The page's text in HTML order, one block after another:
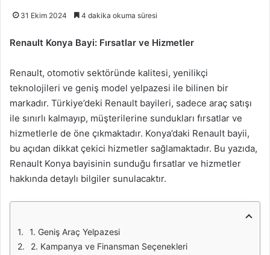
31 Ekim 2024 4 dakika okuma süresi
Renault Konya Bayi: Fırsatlar ve Hizmetler
Renault, otomotiv sektöründe kalitesi, yenilikçi
teknolojileri ve geniş model yelpazesi ile bilinen bir
markadır. Türkiye’deki Renault bayileri, sadece araç satışı
ile sınırlı kalmayıp, müşterilerine sundukları fırsatlar ve
hizmetlerle de öne çıkmaktadır. Konya’daki Renault bayii,
bu açıdan dikkat çekici hizmetler sağlamaktadır. Bu yazıda,
Renault Konya bayisinin sunduğu fırsatlar ve hizmetler
hakkında detaylı bilgiler sunulacaktır.
1. Geniş Araç Yelpazesi
2. Kampanya ve Finansman Seçenekleri